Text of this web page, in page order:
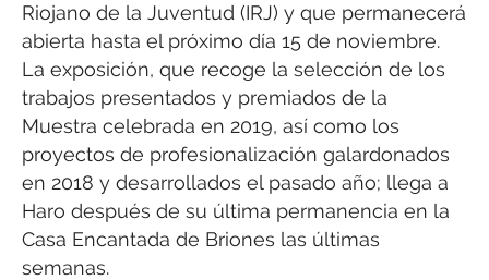
Riojano de la Juventud (IRJ) y que permanecerá
abierta hasta el próximo día 15 de noviembre.
La exposición, que recoge la selección de los
trabajos presentados y premiados de la
Muestra celebrada en 2019, así como los
proyectos de profesionalización galardonados
en 2018 y desarrollados el pasado año; llega a
Haro después de su última permanencia en la
Casa Encantada de Briones las últimas
semanas.